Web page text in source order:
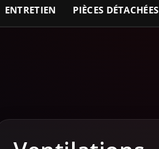
ENTRETIEN PIÈCES DÉTACHÉES